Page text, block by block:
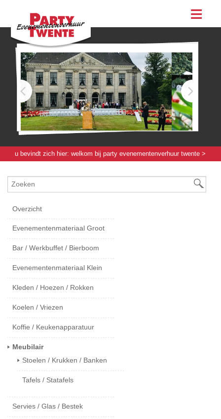
assortiment
evenementen
feesten
bestellen
contact
u bevindt zich hier: welkom bij party evenementenverhuur twente >
Overzicht
Evenementenmateriaal Groot
Bar / Werkbuffet / Bierboom
Evenementenmateriaal Klein
Kleden / Hoezen / Rokken
Koelen / Vriezen
Koffie / Keukenapparatuur
Meubilair
Stoelen / Krukken / Banken
Tafels / Statafels
Servies / Glas / Bestek